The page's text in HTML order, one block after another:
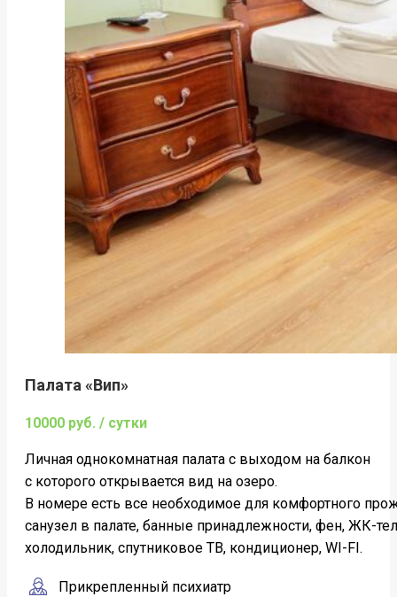
Палата «Вип»
10000 руб. / сутки
Личная однокомнатная палата c выходом на балкон
с которого открывается вид на озеро.
В номере есть все необходимое для комфортного
санузел в палате, банные принадлежности, фен, ЖК-
холодильник, спутниковое ТВ, кондиционер, WI-FI.
Прикрепленный психиатр